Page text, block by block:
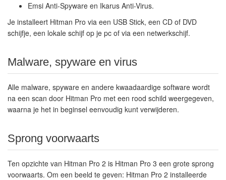
Emsi Anti-Spyware en Ikarus Anti-Virus.
Je installeert Hitman Pro via een USB Stick, een CD of DVD
schijfje, een lokale schijf op je pc of via een netwerkschijf.
Malware, spyware en virus
Alle malware, spyware en andere kwaadaardige software wordt
na een scan door Hitman Pro met een rood schild weergegeven,
waarna je het in beginsel eenvoudig kunt verwijderen.
Sprong voorwaarts
Ten opzichte van Hitman Pro 2 is Hitman Pro 3 een grote sprong
voorwaarts. Om een beeld te geven: Hitman Pro 2 installeerde